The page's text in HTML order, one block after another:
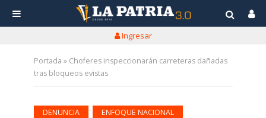
Ingresar
Portada » Choferes inspeccionarán carreteras dañadas
tras bloqueos evistas
DENUNCIA ENFOQUE NACIONAL